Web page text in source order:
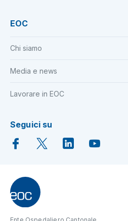
EOC
Chi siamo
Media e news
Lavorare in EOC
Seguici su